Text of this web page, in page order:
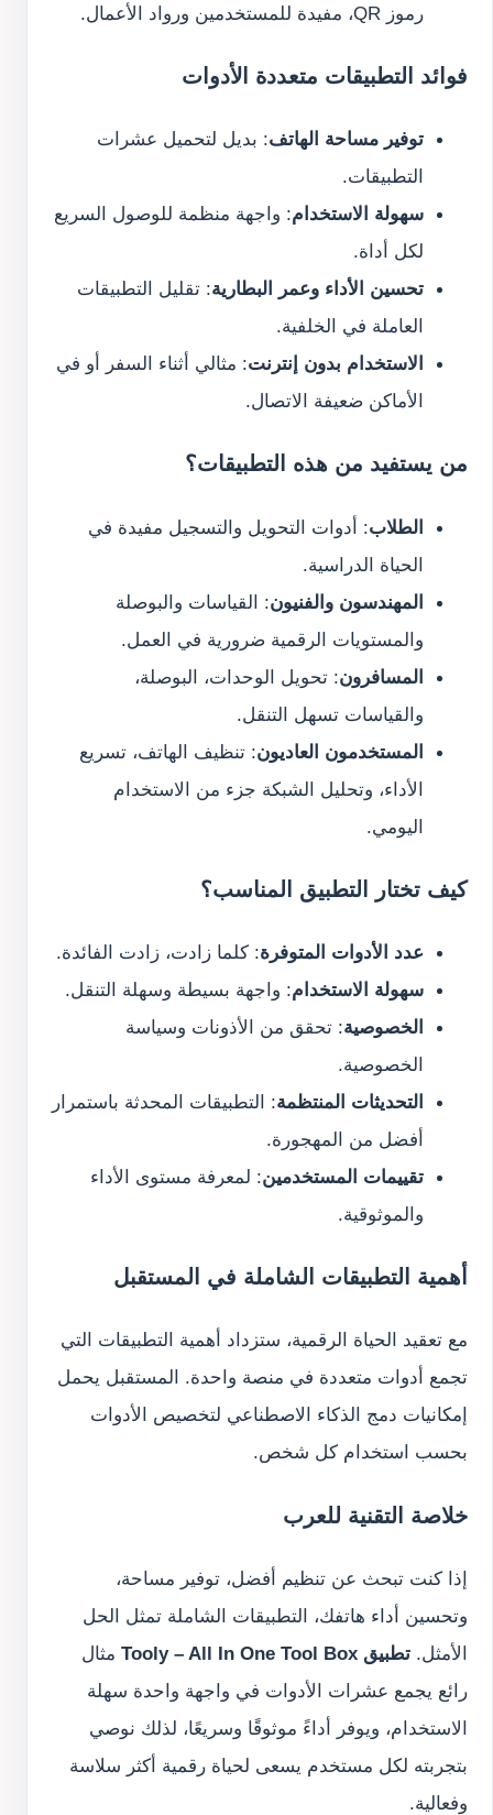
رموز QR، مفيدة للمستخدمين ورواد الأعمال.
فوائد التطبيقات متعددة الأدوات
توفير مساحة الهاتف: بديل لتحميل عشرات
التطبيقات.
سهولة الاستخدام: واجهة منظمة للوصول السريع
لكل أداة.
تحسين الأداء وعمر البطارية: تقليل التطبيقات
العاملة في الخلفية.
الاستخدام بدون إنترنت: مثالي أثناء السفر أو في
الأماكن ضعيفة الاتصال.
من يستفيد من هذه التطبيقات؟
الطلاب: أدوات التحويل والتسجيل مفيدة في
الحياة الدراسية.
المهندسون والفنيون: القياسات والبوصلة
والمستويات الرقمية ضرورية في العمل.
المسافرون: تحويل الوحدات، البوصلة،
والقياسات تسهل التنقل.
المستخدمون العاديون: تنظيف الهاتف، تسريع
الأداء، وتحليل الشبكة جزء من الاستخدام
اليومي.
كيف تختار التطبيق المناسب؟
عدد الأدوات المتوفرة: كلما زادت، زادت الفائدة.
سهولة الاستخدام: واجهة بسيطة وسهلة التنقل.
الخصوصية: تحقق من الأذونات وسياسة
الخصوصية.
التحديثات المنتظمة: التطبيقات المحدثة باستمرار
أفضل من المهجورة.
تقييمات المستخدمين: لمعرفة مستوى الأداء
والموثوقية.
أهمية التطبيقات الشاملة في المستقبل
مع تعقيد الحياة الرقمية، ستزداد أهمية التطبيقات التي
تجمع أدوات متعددة في منصة واحدة. المستقبل يحمل
إمكانيات دمج الذكاء الاصطناعي لتخصيص الأدوات
بحسب استخدام كل شخص.
خلاصة التقنية للعرب
إذا كنت تبحث عن تنظيم أفضل، توفير مساحة،
وتحسين أداء هاتفك، التطبيقات الشاملة تمثل الحل
الأمثل. تطبيق Tooly – All In One Tool Box
مثال
رائع يجمع عشرات الأدوات في واجهة واحدة سهلة
الاستخدام، ويوفر أداءً موثوقًا وسريعًا، لذلك نوصي
بتجربته لكل مستخدم يسعى لحياة رقمية أكثر سلاسة
وفعالية.